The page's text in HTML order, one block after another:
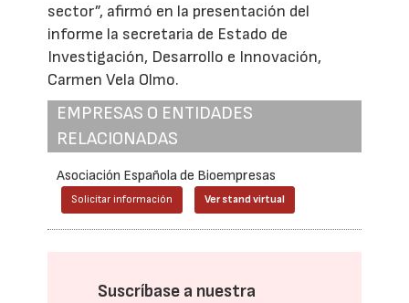
sector”, afirmó en la presentación del
informe la secretaria de Estado de
Investigación, Desarrollo e Innovación,
Carmen Vela Olmo.
EMPRESAS O ENTIDADES
RELACIONADAS
Asociación Española de Bioempresas
Solicitar información Ver stand virtual
Suscríbase a nuestra